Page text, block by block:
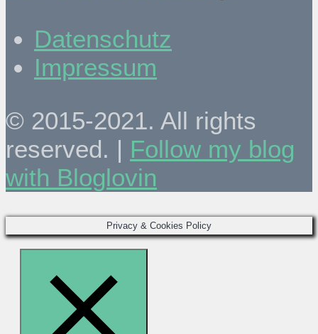
Datenschutz
Impressum
© 2015-2021. All rights
reserved. | Follow my blog
with Bloglovin
Privacy & Cookies Policy